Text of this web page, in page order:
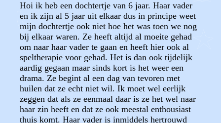
Hoi ik heb een dochtertje van 6 jaar. Haar vader
en ik zijn al 5 jaar uit elkaar dus in principe weet
mijn dochtertje ook niet hoe het was toen we nog
bij elkaar waren. Ze heeft altijd al moeite gehad
om naar haar vader te gaan en heeft hier ook al
speltherapie voor gehad. Het is dan ook tijdelijk
aardig gegaan maar sinds kort is het weer een
drama. Ze begint al een dag van tevoren met
huilen dat ze echt niet wil. Ik moet wel eerlijk
zeggen dat als ze eenmaal daar is ze het wel naar
haar zin heeft en dat ze ook meestal enthousiast
thuis komt. Haar vader is inmiddels hertrouwd